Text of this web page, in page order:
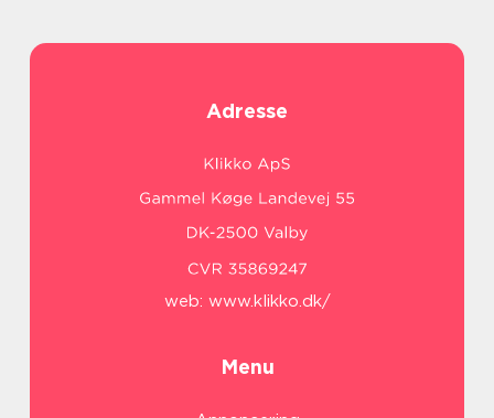
Adresse
web: www.klikko.dk/
Menu